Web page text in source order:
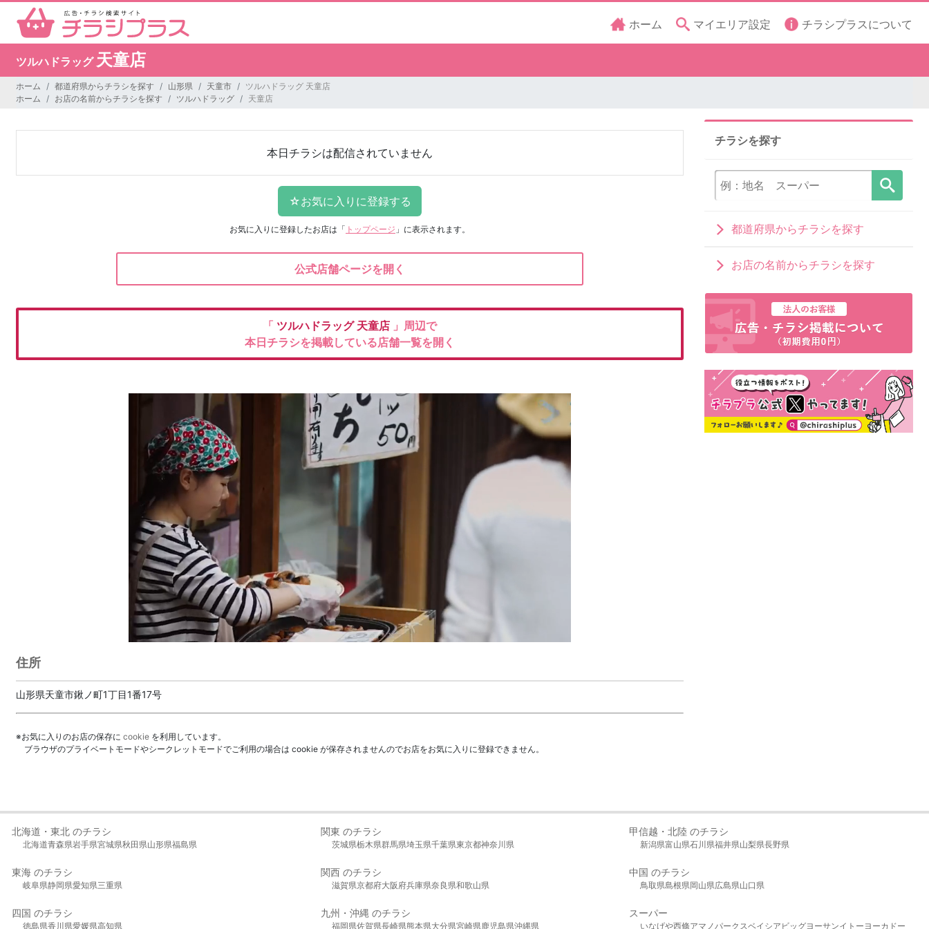
ホーム マイエリア設定 チラシプラスについて
ツルハドラッグ 天童店
ホーム 都道府県からチラシを探す 山形県 天童市
ツルハドラッグ 天童店
ホーム
お店の名前からチラシを探す ツルハドラッグ 天童店
本日チラシは配信されていません
お気に入りに登録したお店は 「 トップページ 」に表示されます。
公式店舗ページを開く
「 ツルハドラッグ 天童店 」周辺で
本日チラシを掲載している店舗一覧を開く
住所
山形県天童市鍬ノ町1丁目1番17号
※お気に入りのお店の保存に cookie を利用しています。
ブラウザのプライベートモードやシークレットモードでご利用の場合は cookie が保存されませんのでお店をお気に入りに登録できません。
チラシを探す
都道府県からチラシを探す
お店の名前からチラシを探す
北海道・東北 のチラシ
北海道青森県岩手県宮城県秋田県山形県福島県
関東 のチラシ
茨城県栃木県群馬県埼玉県千葉県東京都神奈川県
甲信越・北陸 のチラシ
新潟県富山県石川県福井県山梨県長野県
東海 のチラシ
岐阜県静岡県愛知県三重県
関西 のチラシ
滋賀県京都府大阪府兵庫県奈良県和歌山県
中国 のチラシ
鳥取県島根県岡山県広島県山口県
四国 のチラシ
徳島県香川県愛媛県高知県
九州・沖縄 のチラシ
福岡県佐賀県長崎県熊本県大分県宮崎県鹿児島県沖縄県
スーパー
いなげや西條アマノパークスベイシア ビッグヨーサンイトーヨーカドー